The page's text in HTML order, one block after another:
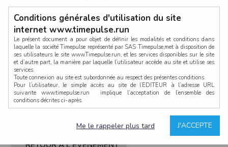
CONNEXION
RETOUR À L'ÉVÈNEMENT
Conditions générales d'utilisation du site
internet www.timepulse.run
Le présent document a pour objet de définir les modalités et conditions dans
laquelle la société Timepulse représenté par SAS Timepulse,met à disposition de
ses utilisateurs le site www.Timepulse.run, et les services disponibles sur le site
et d’autre part, la manière par laquelle l’utilisateur accède au site et utilise ses
services.
Toute connexion au site est subordonnée au respect des présentes conditions.
Pour l’utilisateur, le simple accès au site de l’EDITEUR à l’adresse URL
suivante www.timepulse.run implique l’acceptation de l’ensemble des
conditions décrites ci-après.
La structure générale du site www.timepulse.run, par quelque procédé que ce
soit, sans l'autorisation préalable et par écrit de Fourcherot Mickael et/ou de ses
J'ACCEPTE
Me le rappeler plus tard